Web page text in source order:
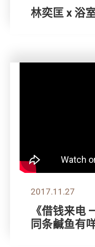
林奕匡 x 浴
2017.11.27
《借钱来电
同条鹹鱼有